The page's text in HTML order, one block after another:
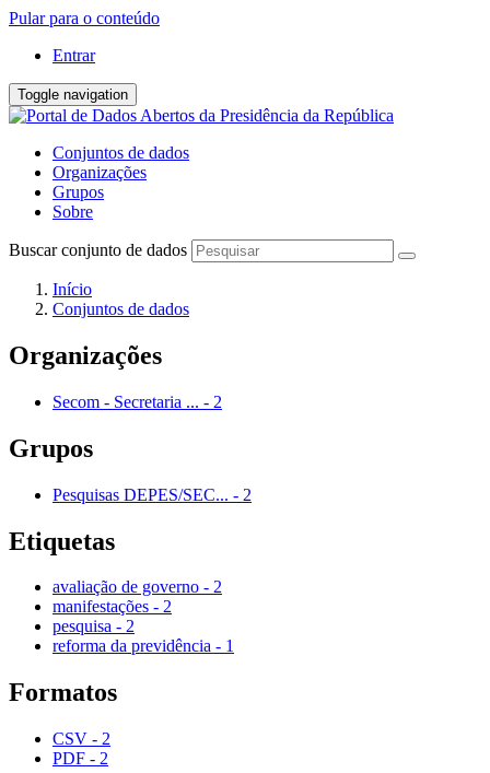
Pular para o conteúdo
Entrar
Toggle navigation
Conjuntos de dados
Organizações
Grupos
Sobre
Buscar conjunto de dados
Início
Conjuntos de dados
Organizações
Secom - Secretaria ... - 2
Grupos
Pesquisas DEPES/SEC... - 2
Etiquetas
avaliação de governo - 2
manifestações - 2
pesquisa - 2
reforma da previdência - 1
Formatos
CSV - 2
PDF - 2